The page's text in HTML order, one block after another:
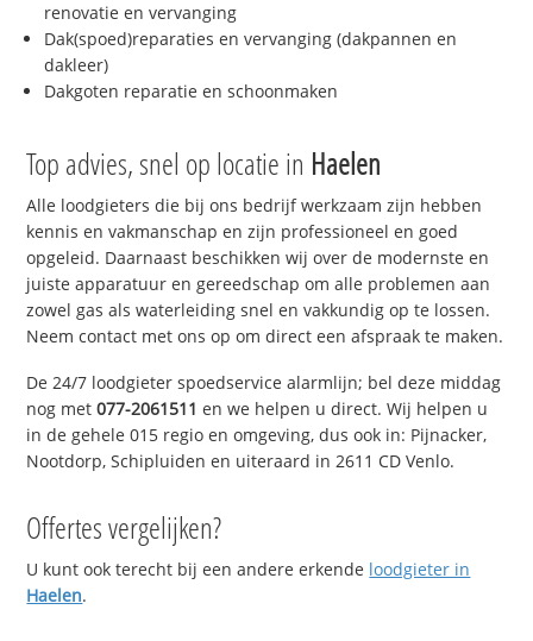
renovatie en vervanging
Dak(spoed)reparaties en vervanging (dakpannen en
dakleer)
Dakgoten reparatie en schoonmaken
Top advies, snel op locatie in Haelen
Alle loodgieters die bij ons bedrijf werkzaam zijn hebben
kennis en vakmanschap en zijn professioneel en goed
opgeleid. Daarnaast beschikken wij over de modernste en
juiste apparatuur en gereedschap om alle problemen aan
zowel gas als waterleiding snel en vakkundig op te lossen.
Neem contact met ons op om direct een afspraak te maken.
De 24/7 loodgieter spoedservice alarmlijn; bel deze middag
nog met077-2061511 en we helpen u direct. Wij helpen u
in de gehele 015 regio en omgeving, dus ook in: Pijnacker,
Nootdorp, Schipluiden en uiteraard in 2611 CD Venlo.
Offertes vergelijken?
U kunt ook terecht bij een andere erkende loodgieter in
Haelen.